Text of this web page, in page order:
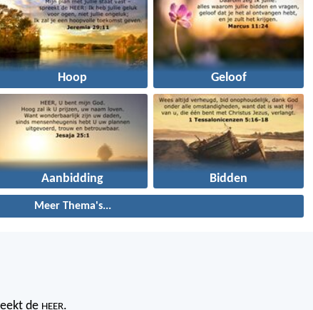
Hoop Geloof
Aanbidding Bidden
Meer Thema's...
de HEER.